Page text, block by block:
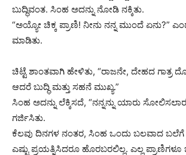
ಬುದ್ಧಿವಂತ. ಸಿಂಹ ಅದನ್ನು ನೋಡಿ ನಕ್ಕಿತು.
“ಅಯ್ಯೋ ಚಿಕ್ಕ ಪ್ರಾಣಿ! ನೀನು ನನ್ನ ಮುಂದೆ ಏನು?”
ಮಾಡಿತು.
ಚಿಟ್ಟೆ ಶಾಂತವಾಗಿ ಹೇಳಿತು, “ರಾಜನೇ, ದೇಹದ ಗಾತ್ರ
ಆದರೆ ಬುದ್ಧಿ ಮತ್ತು ಸಹನೆ ಮುಖ್ಯ.”
ಸಿಂಹ ಅದನ್ನು ಲೆಕ್ಕಿಸದೆ, “ನನ್ನನ್ನು ಯಾರು
ಗರ್ಜಿಸಿತು.
ಕೆಲವು ದಿನಗಳ ನಂತರ, ಸಿಂಹ ಒಂದು ಬಲವಾದ ಬಲೆಗೆ
ಎಷ್ಟು ಪ್ರಯತ್ನಿಸಿದರೂ ಹೊರಬರಲಿಲ್ಲ. ಎಲ್ಲ